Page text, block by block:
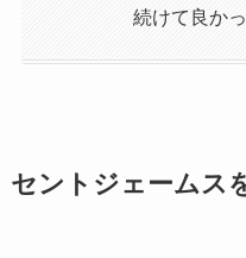
続けて良か
セントジェームス